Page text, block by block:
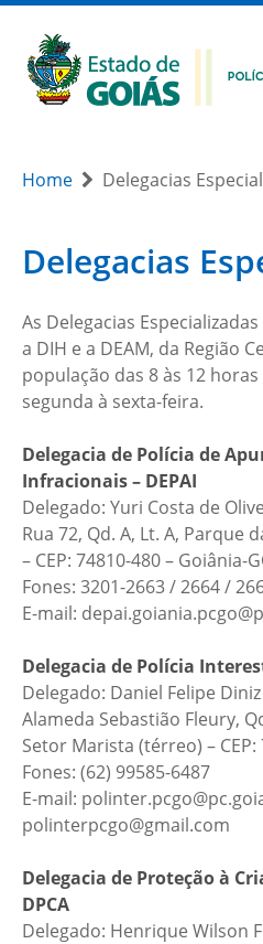
Home Delegacias
Delegacias
As Delegacias
a DIH e a DEAM, da Região
população das 8 às 12
segunda à sexta-feira.
Delegacia de Polícia de
Infracionais – DEPAI
Delegado: Yuri Costa de
Rua 72, Qd. A, Lt. A, Parque
– CEP: 74810-480 – Goiânia-
Fones: 3201-2663 / 2664 /
E-mail:
Delegacia de Polícia
Delegado: Daniel Felipe
Alameda Sebastião Fleury,
Setor Marista (térreo) – CEP:
Fones: (62) 99585-6487
E-mail:
polinterpcgo@gmail.com
Delegacia de Proteção à
DPCA
Delegado: Henrique Wilson